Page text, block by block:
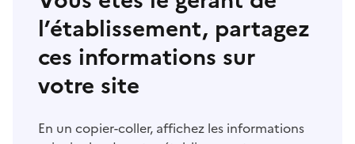
l’établissement, partagez
ces informations sur
votre site
En un copier-coller, affichez les informations